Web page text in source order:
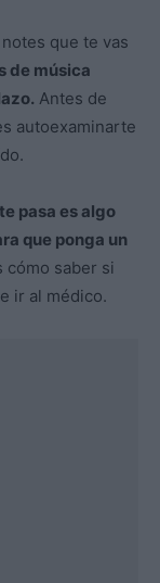
que te vas
de música
Antes de
autoexaminarte
pasa es algo
que ponga un
cómo saber si
ir al médico.